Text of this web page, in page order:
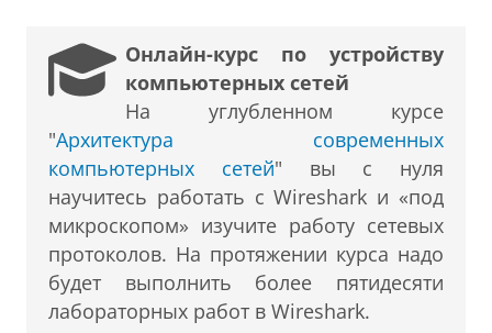
Онлайн-курс по устройству
компьютерных сетей
На углубленном курсе
"Архитектура современных
компьютерных сетей" вы с нуля
научитесь работать с Wireshark и «под
микроскопом» изучите работу сетевых
протоколов. На протяжении курса надо
будет выполнить более пятидесяти
лабораторных работ в Wireshark.